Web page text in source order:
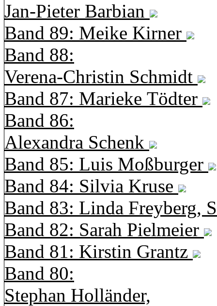
Jan-Pieter Barbian
Band 89: Meike Kirner
Band 88:
Verena-Christin Schmidt
Band 87: Marieke Tödter
Band 86:
Alexandra Schenk
Band 85: Luis Moßburger
Band 84: Silvia Kruse
Band 83: Linda Freyberg,
Band 82: Sarah Pielmeier
Band 81: Kirstin Grantz
Band 80:
Stephan Holländer,